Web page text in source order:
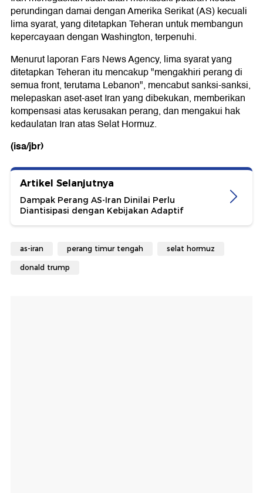
perundingan damai dengan Amerika Serikat (AS) kecuali
lima syarat, yang ditetapkan Teheran untuk membangun
kepercayaan dengan Washington, terpenuhi.
Menurut laporan Fars News Agency, lima syarat yang
ditetapkan Teheran itu mencakup "mengakhiri perang di
semua front, terutama Lebanon", mencabut sanksi-sanksi,
melepaskan aset-aset Iran yang dibekukan, memberikan
kompensasi atas kerusakan perang, dan mengakui hak
kedaulatan Iran atas Selat Hormuz.
(isa/jbr)
Artikel Selanjutnya
Dampak Perang AS-Iran Dinilai Perlu
Diantisipasi dengan Kebijakan Adaptif
as-iran perang timur tengah selat hormuz
donald trump